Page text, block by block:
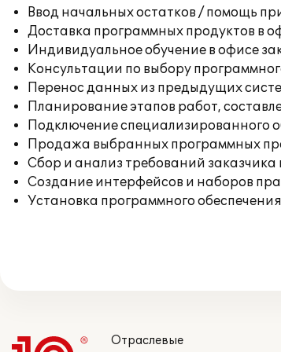
Ввод начальных остатков / помощь
Доставка программных продуктов в
Индивидуальное обучение в офисе
Консультации по выбору
Перенос данных из предыдущих
Планирование этапов работ,
Подключение специализированного
Продажа выбранных программных
Сбор и анализ требований
Создание интерфейсов и наборов
Установка программного
Отраслевые